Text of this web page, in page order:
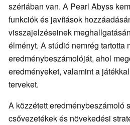
szériában van. A Pearl Abyss
funkciók és javítások
visszajelzéseinek
élményt. A stúdió nemrég tartotta
eredménybeszámolóját, ahol
eredményeket, valamint a
terveket.
A közzétett eredménybeszámoló
csővezetékek és növekedési